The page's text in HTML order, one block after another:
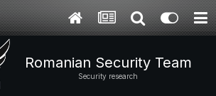
Romanian Security Team
Security research